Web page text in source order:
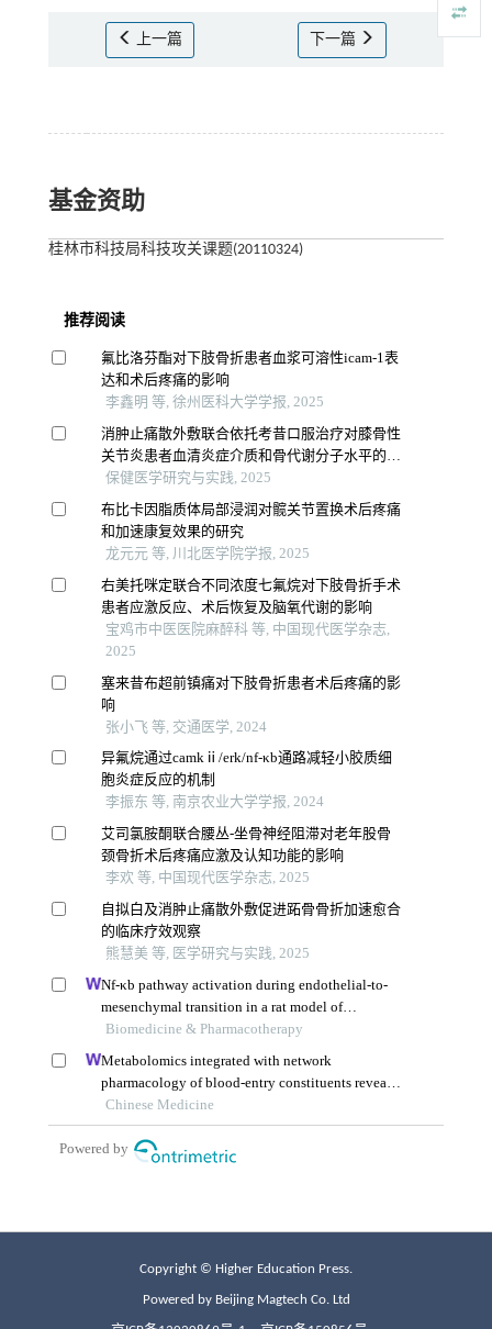
上一篇 下一篇
基金资助
桂林市科技局科技攻关课题(20110324)
Copyright © Higher Education Press.
Powered by Beijing Magtech Co. Ltd